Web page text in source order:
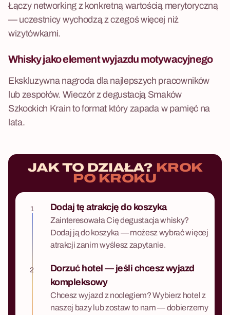
Łączy networking z konkretną wartością merytoryczną
— uczestnicy wychodzą z czegoś więcej niż
wizytówkami.
Whisky jako element wyjazdu motywacyjnego
Ekskluzywna nagroda dla najlepszych pracowników
lub zespołów. Wieczór z degustacją Smaków
Szkockich Krain to format który zapada w pamięć na
lata.
JAK TO DZIAŁA? KROK
PO KROKU
1 Dodaj tę atrakcję do koszyka
Zainteresowała Cię degustacja whisky?
Dodaj ją do koszyka — możesz wybrać więcej
atrakcji zanim wyślesz zapytanie.
2
Dorzuć hotel — jeśli chcesz wyjazd
kompleksowy
Chcesz wyjazd z noclegiem? Wybierz hotel z
naszej bazy lub zostaw to nam — dobierzemy